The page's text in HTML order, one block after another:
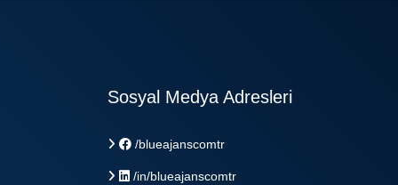
Sosyal Medya Adresleri
/blueajanscomtr
/in/blueajanscomtr